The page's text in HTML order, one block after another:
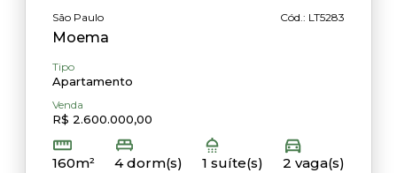
São Paulo Cód.: LT5283
Moema
Tipo
Apartamento
Venda
R$ 2.600.000,00
160m² 4 dorm(s) 1 suíte(s) 2 vaga(s)